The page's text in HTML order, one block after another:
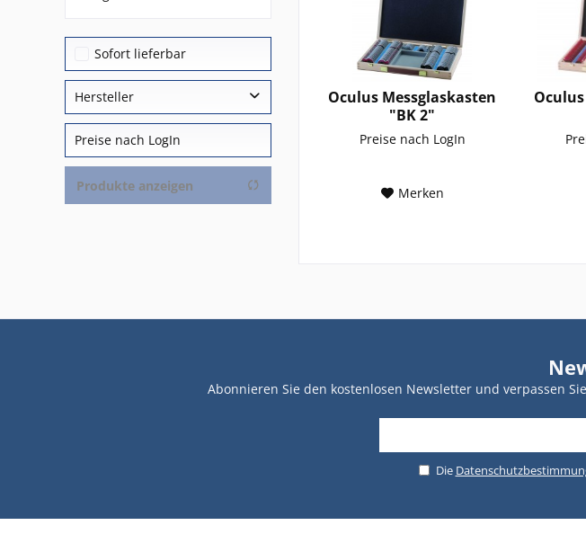
Sofort lieferbar
Hersteller
argus
Oculus
Preise nach LogIn
Produkte anzeigen
Oculus Messglaskasten
"BK 2"
Preise nach LogIn
Merken
Abonnieren Sie den kostenlosen Newsletter und verpassen
Die